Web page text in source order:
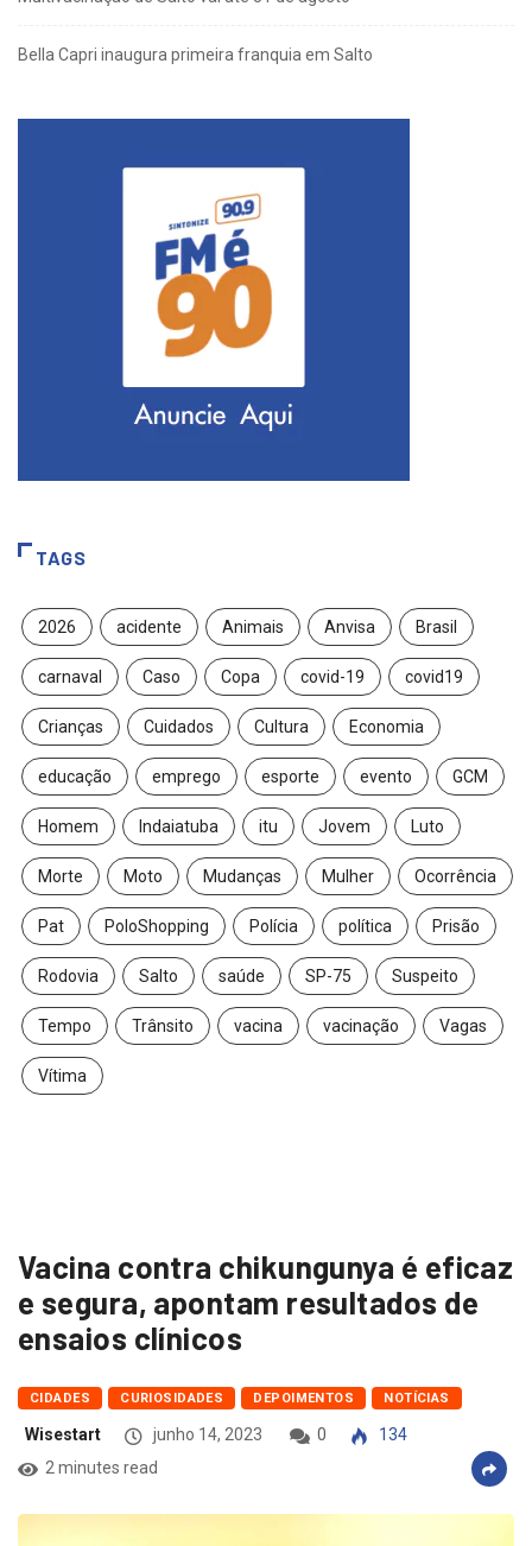
Bella Capri inaugura primeira franquia em Salto
TAGS
2026 acidente Animais Anvisa Brasil
carnaval Caso Copa covid-19 covid19
Crianças Cuidados Cultura Economia
educação emprego esporte evento GCM
Homem Indaiatuba itu Jovem Luto
Morte Moto Mudanças Mulher Ocorrência
Pat PoloShopping Polícia política Prisão
Rodovia Salto saúde SP-75 Suspeito
Tempo Trânsito vacina vacinação Vagas
Vítima
Vacina contra chikungunya é eficaz
e segura, apontam resultados de
ensaios clínicos
CIDADES CURIOSIDADES DEPOIMENTOS NOTÍCIAS
Wisestart junho 14, 2023 0
134
2 minutes read